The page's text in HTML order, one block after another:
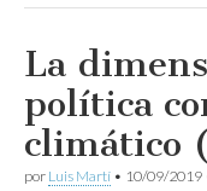
La
política
climático
por Luis Martí • 10/09/2019